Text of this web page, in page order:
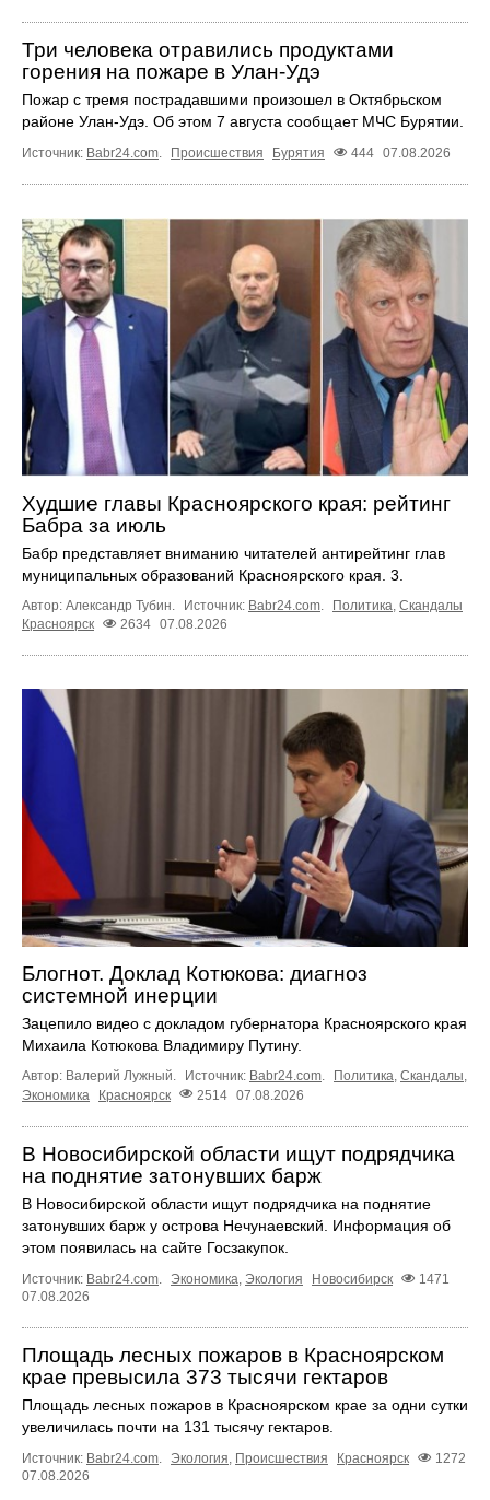
Три человека отравились продуктами
горения на пожаре в Улан-Удэ
Пожар с тремя пострадавшими произошел в Октябрьском
районе Улан-Удэ. Об этом 7 августа сообщает МЧС Бурятии.
Источник: Babr24.com. Происшествия Бурятия 444 07.08.2026
Худшие главы Красноярского края: рейтинг
Бабра за июль
Бабр представляет вниманию читателей антирейтинг глав
муниципальных образований Красноярского края. 3.
Автор: Александр Тубин. Источник: Babr24.com Политика Скандалы
Красноярск
2634 07.08.2026
Блогнот. Доклад Котюкова: диагноз
системной инерции
Зацепило видео с докладом губернатора Красноярского края
Михаила Котюкова Владимиру Путину.
Автор: Валерий Лужный. Источник: Babr24.com. Политика, Скандалы,
Экономика
Красноярск 2514 07.08.2026
В Новосибирской области ищут подрядчика
на поднятие затонувших барж
В Новосибирской области ищут подрядчика на поднятие
затонувших барж у острова Нечунаевский. Информация об
этом появилась на сайте Госзакупок.
Источник: Babr24.com Экономика Экология Новосибирск
1471
07.08.2026
Площадь лесных пожаров в Красноярском
крае превысила 373 тысячи гектаров
Площадь лесных пожаров в Красноярском крае за одни сутки
увеличилась почти на 131 тысячу гектаров.
Источник: Babr24.com Экология Происшествия Красноярск
1272
07.08.2026